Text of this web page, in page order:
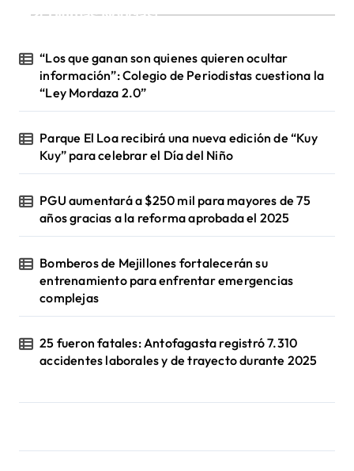
¡Ultimas Noticias!
“Los que ganan son quienes quieren ocultar
información”: Colegio de Periodistas cuestiona la
“Ley Mordaza 2.0”
Parque El Loa recibirá una nueva edición de “Kuy
Kuy” para celebrar el Día del Niño
PGU aumentará a $250 mil para mayores de 75
años gracias a la reforma aprobada el 2025
Bomberos de Mejillones fortalecerán su
entrenamiento para enfrentar emergencias
complejas
25 fueron fatales: Antofagasta registró 7.310
accidentes laborales y de trayecto durante 2025